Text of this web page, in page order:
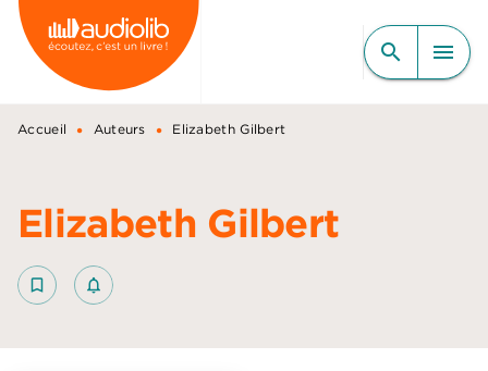
MENU RECHERCHE
CONTENU
PIED DE PAGE
search menu
Accueil • Auteurs • Elizabeth Gilbert
Elizabeth Gilbert
bookmark_border notifications_none_outlined